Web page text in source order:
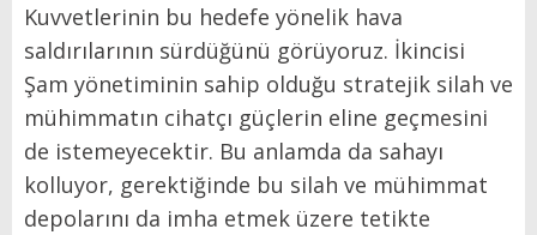
Kuvvetlerinin bu hedefe yönelik hava
saldırılarının sürdüğünü görüyoruz. İkincisi
Şam yönetiminin sahip olduğu stratejik silah ve
mühimmatın cihatçı güçlerin eline geçmesini
de istemeyecektir. Bu anlamda da sahayı
kolluyor, gerektiğinde bu silah ve mühimmat
depolarını da imha etmek üzere tetikte